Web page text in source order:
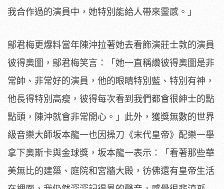
我合作過的演員中， 她特別能給人帶來靈感。」
鄔君梅更爆料當年陳沖拉著她去看飾演莊士敦的演員
彼得奧圖， 鄔君梅笑言：「她一直稱讚彼得奧圖是非
常帥、非常好的演員， 他的眼睛特別藍、特別有神，
他長得特別高瘦， 彼得每次看到我們都會很紳士的點
點頭，陳沖就會非常開心。」 此外，獲獎無數的世界
級音樂大師坂本龍一也因操刀《末代皇帝》 配樂一舉
拿下奧斯卡與金球獎，坂本龍一表示：「 看著那些華
美無比的建築、庭院和宮牆大殿， 彷佛還有皇帝生活